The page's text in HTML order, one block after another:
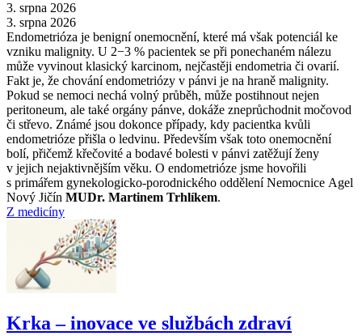
3. srpna 2026
3. srpna 2026
Endometrióza je benigní onemocnění, které má však potenciál ke
vzniku malignity. U 2−3 % pacientek se při ponechaném nálezu
může vyvinout klasický karcinom, nejčastěji endometria či ovarií.
Fakt je, že chování endometriózy v pánvi je na hraně malignity.
Pokud se nemoci nechá volný průběh, může postihnout nejen
peritoneum, ale také orgány pánve, dokáže zneprůchodnit močovod
či střevo. Známé jsou dokonce případy, kdy pacientka kvůli
endometrióze přišla o ledvinu. Především však toto onemocnění
bolí, přičemž křečovité a bodavé bolesti v pánvi zatěžují ženy
v jejich nejaktivnějším věku. O endometrióze jsme hovořili
s primářem gynekologicko-porodnického oddělení Nemocnice Agel
Nový Jičín MUDr. Martinem Trhlíkem.
Z medicíny
Krka –⁠ inovace ve službách zdraví